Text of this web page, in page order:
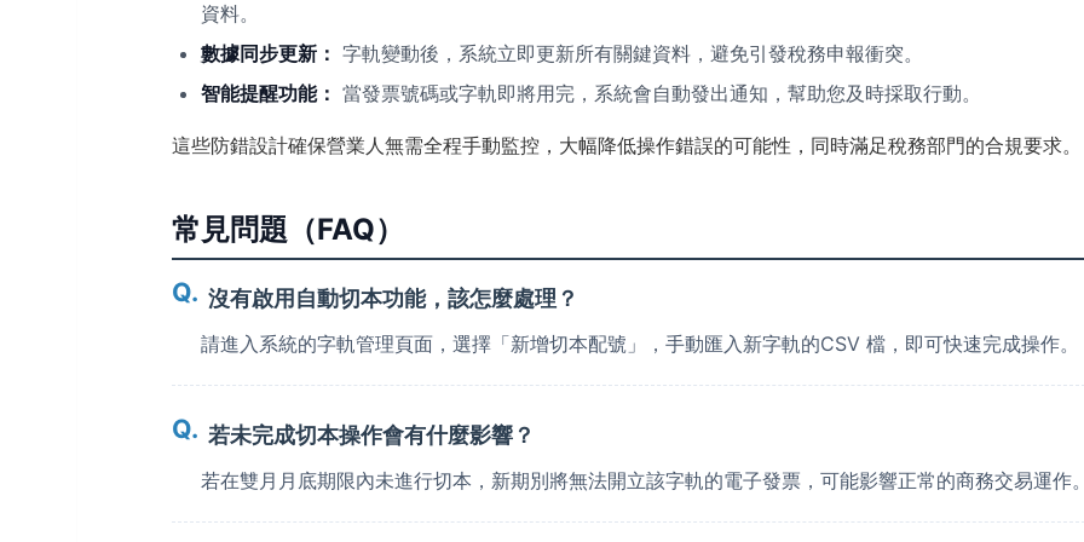
資料。
數據同步更新： 字軌變動後，系統立即更新所有關鍵資料，避免引發稅務申報衝突。
智能提醒功能： 當發票號碼或字軌即將用完，系統會自動發出通知，幫助您及時採取行動。
這些防錯設計確保營業人無需全程手動監控，大幅降低操作錯誤的可能性，同時滿足稅務部門的合規要求。
常見問題（FAQ）
沒有啟用自動切本功能，該怎麼處理？
請進入系統的字軌管理頁面，選擇「新增切本配號」，手動匯入新字軌的CSV 檔，即可快速完成操作。
若未完成切本操作會有什麼影響？
若在雙月月底期限內未進行切本，新期別將無法開立該字軌的電子發票，可能影響正常的商務交易運作